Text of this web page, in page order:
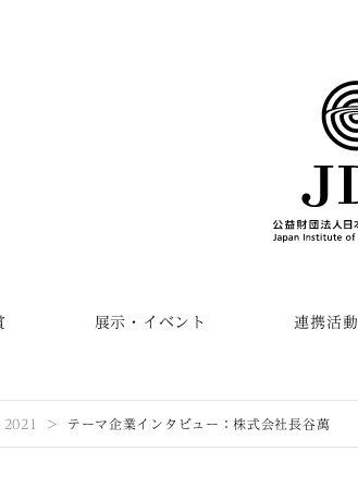
展示・イベント 連携活動
2021 テーマ企業インタビュー：株式会社長谷萬